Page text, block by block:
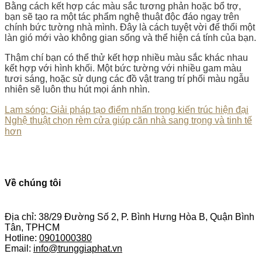
Bằng cách kết hợp các màu sắc tương phản hoặc bổ trợ,
bạn sẽ tạo ra một tác phẩm nghệ thuật độc đáo ngay trên
chính bức tường nhà mình. Đây là cách tuyệt vời để thổi một
làn gió mới vào không gian sống và thể hiện cá tính của bạn.
Thậm chí bạn có thể thử kết hợp nhiều màu sắc khác nhau
kết hợp với hình khối. Một bức tường với nhiều gam màu
tươi sáng, hoặc sử dụng các đồ vật trang trí phối màu ngẫu
nhiên sẽ luôn thu hút mọi ánh nhìn.
Lam sóng: Giải pháp tạo điểm nhấn trong kiến trúc hiện đại
Nghệ thuật chọn rèm cửa giúp căn nhà sang trọng và tinh tế
hơn
Về chúng tôi
Địa chỉ: 38/29 Đường Số 2, P. Bình Hưng Hòa B, Quận Bình
Tân, TPHCM
Hotline: 0901000380
Email: info@trunggiaphat.vn